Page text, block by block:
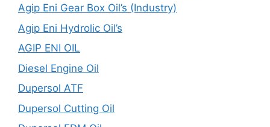
Agip Eni Gear Box Oil’s (Industry)
Agip Eni Hydrolic Oil’s
AGIP ENI OIL
Diesel Engine Oil
Dupersol ATF
Dupersol Cutting Oil